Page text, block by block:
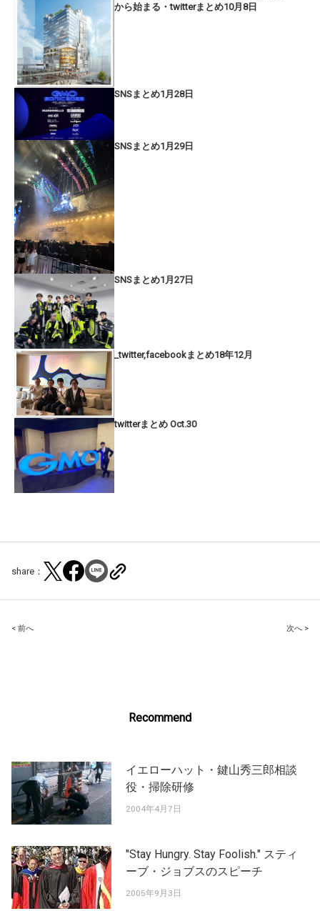
から始まる・twitterまとめ10月8日
SNSまとめ1月28日
SNSまとめ1月29日
SNSまとめ1月27日
_twitter,facebookまとめ18年12月
twitterまとめ Oct.30
share：
Post
< 前へ 次へ >
Recommend
イエローハット・鍵山秀三郎相談
役・掃除研修
2004年4月7日
"Stay Hungry. Stay Foolish." スティ
ーブ・ジョブスのスピーチ
2005年9月3日